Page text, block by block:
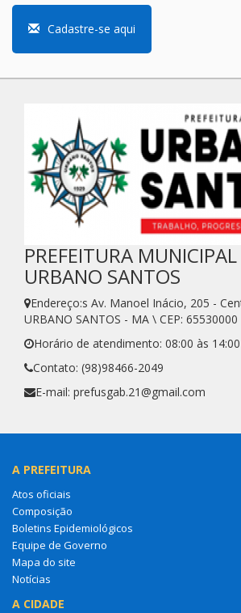
Cadastre-se aqui
PREFEITURA
URBANO SANTOS
Endereço:s Av. Manoel Inácio, 205 -
URBANO SANTOS - MA \ CEP: 65530000
Horário de atendimento: 08:00 às 14:00
Contato: (98)98466-2049
E-mail: prefusgab.21@gmail.com
A PREFEITURA
Atos oficiais
Composição
Boletins Epidemiológicos
Equipe de Governo
Mapa do site
Notícias
A CIDADE